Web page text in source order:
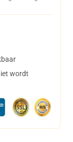
wordt